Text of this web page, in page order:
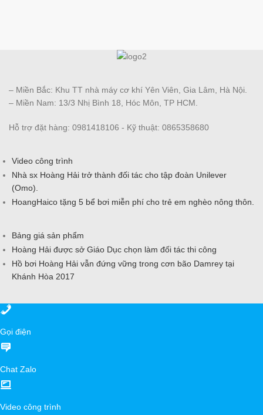
– Miền Bắc: Khu TT nhà máy cơ khí Yên Viên, Gia Lâm, Hà Nội.
– Miền Nam: 13/3 Nhị Bình 18, Hóc Môn, TP HCM.
Hỗ trợ đặt hàng: 0981418106 - Kỹ thuật: 0865358680
Video công trình
Nhà sx Hoàng Hải trở thành đối tác cho tập đoàn Unilever
(Omo).
HoangHaico tặng 5 bể bơi miễn phí cho trẻ em nghèo nông thôn.
Bảng giá sản phẩm
Hoàng Hải được sở Giáo Dục chọn làm đối tác thi công
Hồ bơi Hoàng Hải vẫn đứng vững trong cơn bão Damrey tại
Khánh Hòa 2017
Gọi điện
Chat Zalo
Video công trình